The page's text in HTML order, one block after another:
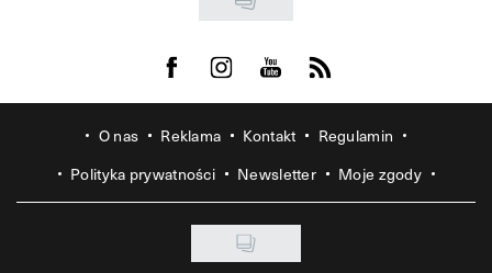
Visit us on Facebook
Visit us on Instagram
Visit us on Youtube
Visit us on Rss
O nas Reklama Kontakt
Regulamin
Polityka prywatności
Newsletter Moje zgody